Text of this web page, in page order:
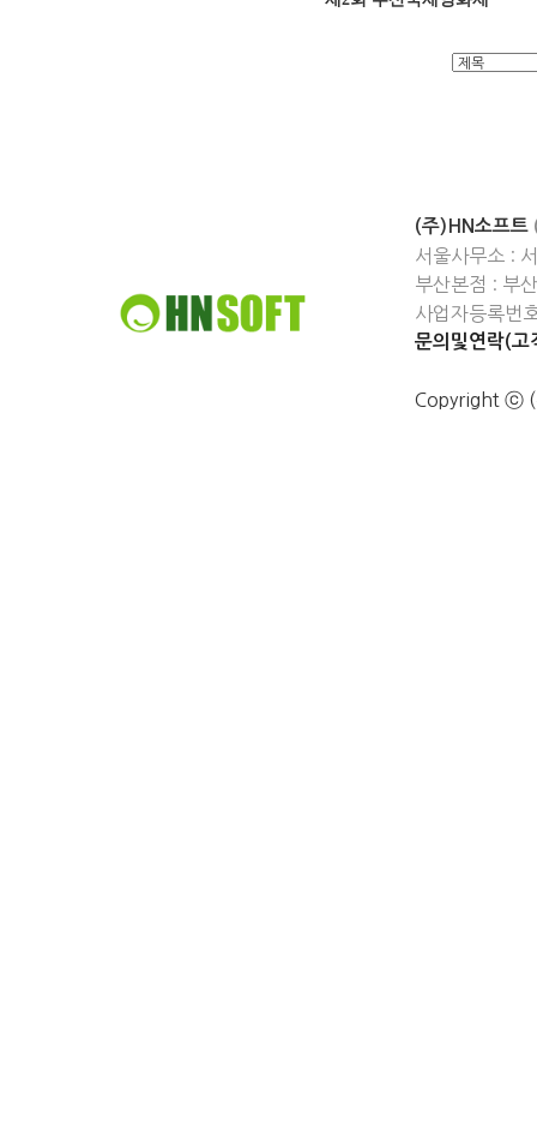
(주)HN소프트
서울사무소 :
부산본점 : 부
사업자등록
문의및연락(
Copyright ⓒ (